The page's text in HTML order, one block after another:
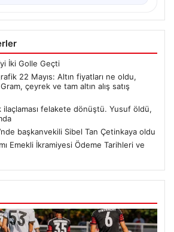
İki Golle Geçti
22 Mayıs: Altın fiyatları ne oldu,
çeyrek ve tam altın alış satış
ilaçlaması felakete dönüştü. Yusuf öldü,
başkanvekili Sibel Tan Çetinkaya oldu
Emekli İkramiyesi Ödeme Tarihleri ve